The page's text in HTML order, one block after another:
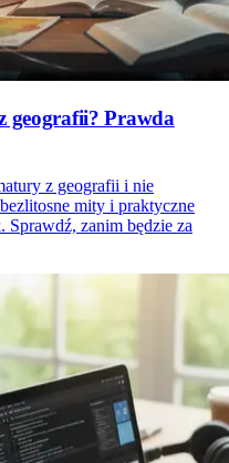
geografii? Prawda
z geografii i nie
mity i praktyczne
zanim będzie za